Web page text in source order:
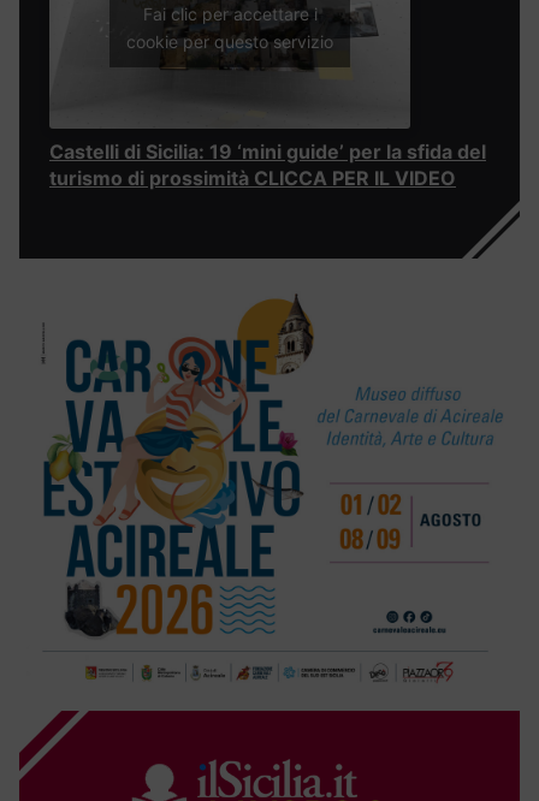
Fai clic per accettare i
cookie per questo servizio
Castelli di Sicilia: 19 ‘mini guide’ per la sfida del
turismo di prossimità CLICCA PER IL VIDEO